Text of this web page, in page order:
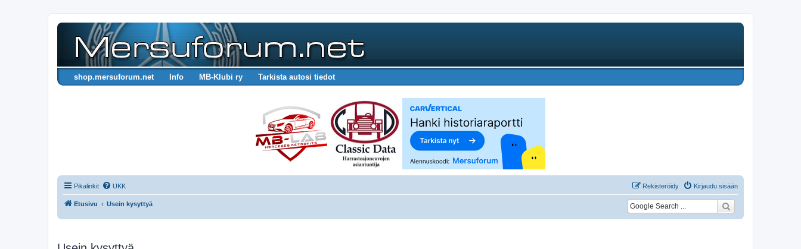
shop.mersuforum.net Info MB-Klubi ry Tarkista autosi tiedot
Pikalinkit UKK Kirjaudu sisään
Rekisteröidy
Etusivu Usein kysyttyä